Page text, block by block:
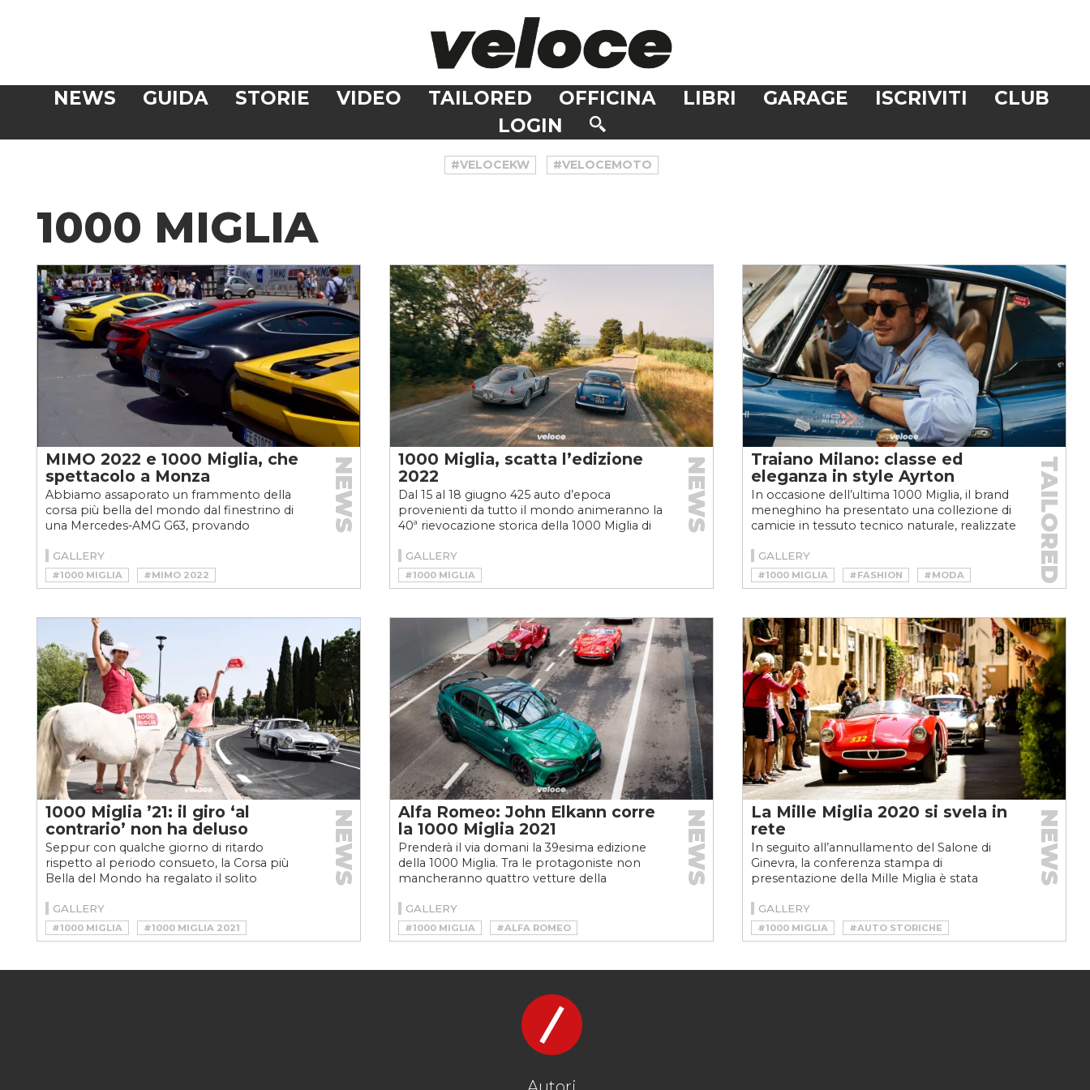
NEWS GUIDA STORIE VIDEO TAILORED OFFICINA LIBRI GARAGE ISCRIVITI
CLUB
LOGIN
#VELOCEKW #VELOCEMOTO
1000 MIGLIA
MIMO 2022 e 1000 Miglia, che
spettacolo a Monza
Abbiamo assaporato un frammento della
corsa più bella del mondo dal finestrino di
una Mercedes-AMG G63, provando
NEWS
GALLERY
#1000 MIGLIA #MIMO 2022
1000 Miglia, scatta l’edizione
2022
Dal 15 al 18 giugno 425 auto d’epoca
provenienti da tutto il mondo animeranno la
40ª rievocazione storica della 1000 Miglia di
NEWS
GALLERY
#1000 MIGLIA
Traiano Milano: classe ed
eleganza in style Ayrton
In occasione dell’ultima 1000 Miglia, il brand
meneghino ha presentato una collezione di
camicie in tessuto tecnico naturale, realizzate
TAILORED
GALLERY
#1000 MIGLIA #FASHION
#MODA
#TRAIANO MILANO
1000 Miglia ’21: il giro ‘al
contrario’ non ha deluso
Seppur con qualche giorno di ritardo
rispetto al periodo consueto, la Corsa più
Bella del Mondo ha regalato il solito
NEWS
GALLERY
#1000 MIGLIA
#1000 MIGLIA 2021
#AUTO CLASSICHE
#CLASSIC
Alfa Romeo: John Elkann corre
la 1000 Miglia 2021
Prenderà il via domani la 39esima edizione
della 1000 Miglia. Tra le protagoniste non
mancheranno quattro vetture della
NEWS
GALLERY
#1000 MIGLIA #ALFA ROMEO
La Mille Miglia 2020 si svela in
rete
In seguito all’annullamento del Salone di
Ginevra, la conferenza stampa di
presentazione della Mille Miglia è stata
NEWS
GALLERY
#1000 MIGLIA
#AUTO STORICHE
#MILLE MIGLIA
#MILLE MIGLIA 2020